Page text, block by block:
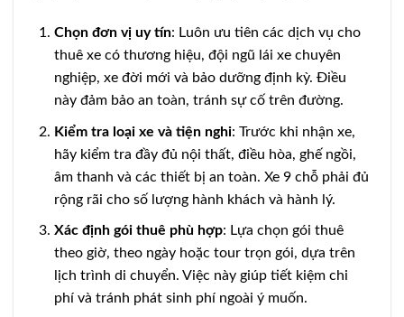
Chọn đơn vị uy tín: Luôn ưu tiên các dịch vụ cho
thuê xe có thương hiệu, đội ngũ lái xe chuyên
nghiệp, xe đời mới và bảo dưỡng định kỳ. Điều
này đảm bảo an toàn, tránh sự cố trên đường.
Kiểm tra loại xe và tiện nghi: Trước khi nhận xe,
hãy kiểm tra đầy đủ nội thất, điều hòa, ghế ngồi,
âm thanh và các thiết bị an toàn. Xe 9 chỗ phải đủ
rộng rãi cho số lượng hành khách và hành lý.
Xác định gói thuê phù hợp: Lựa chọn gói thuê
theo giờ, theo ngày hoặc tour trọn gói, dựa trên
lịch trình di chuyển. Việc này giúp tiết kiệm chi
phí và tránh phát sinh phí ngoài ý muốn.